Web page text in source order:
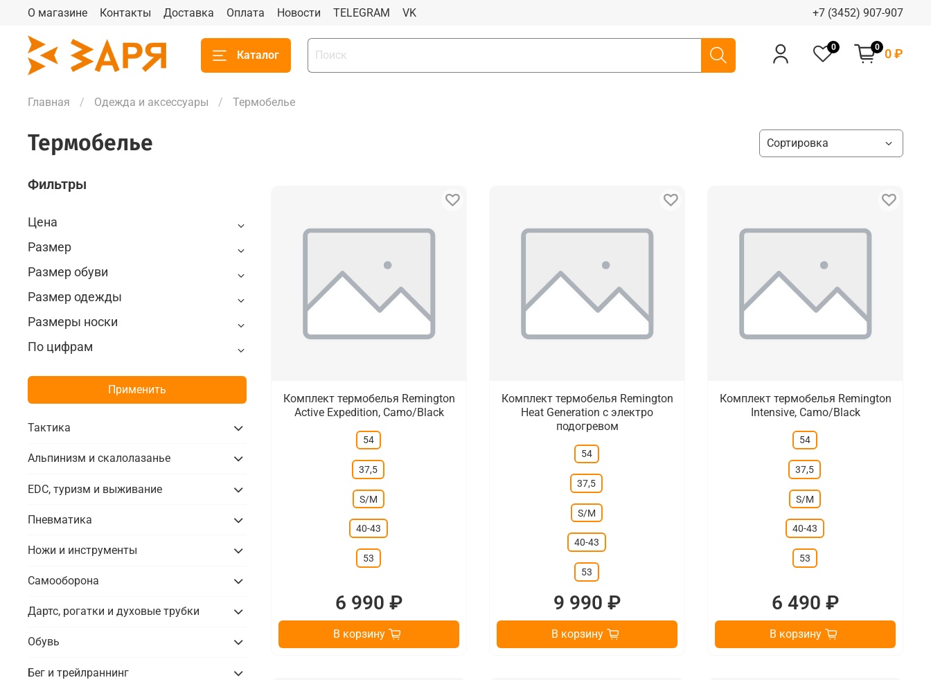
О магазине Контакты Доставка Оплата Новости TELEGRAM VK +7 (3452) 907-907
Каталог
0 0 0 ₽
Главная Одежда и аксессуары Термобелье
Термобелье
Комплект термобелья Remington
Active Expedition, Camo/Black
54
37,5
S/M
40-43
53
6 990 ₽
В корзину
Комплект термобелья Remington
Heat Generation с электро
подогревом
54
37,5
S/M
40-43
53
9 990 ₽
В корзину
Комплект термобелья Remington
Intensive, Camo/Black
54
37,5
S/M
40-43
53
6 490 ₽
В корзину
Фильтры
Цена
Размер
Размер обуви
Размер одежды
Размеры носки
По цифрам
Применить
Тактика
Альпинизм и скалолазанье
EDC, туризм и выживание
Пневматика
Ножи и инструменты
Самооборона
Дартс, рогатки и духовые трубки
Обувь
Бег и трейлраннинг